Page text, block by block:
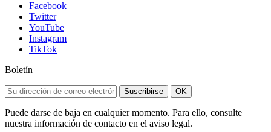
Facebook
Twitter
YouTube
Instagram
TikTok
Boletín
Suscribirse OK
Puede darse de baja en cualquier momento. Para ello, consulte
nuestra información de contacto en el aviso legal.